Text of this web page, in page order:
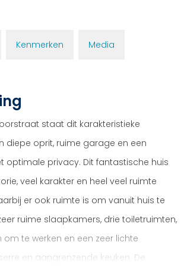
Kenmerken Media
staat dit karakteristieke
diepe oprit, ruime garage en een
optimale privacy. Dit fantastische huis
veel karakter en heel veel ruimte
er ook ruimte is om vanuit huis te
ruime slaapkamers, drie toiletruimten,
om te werken en een zeer lichte
en aangrenzende keuken. De